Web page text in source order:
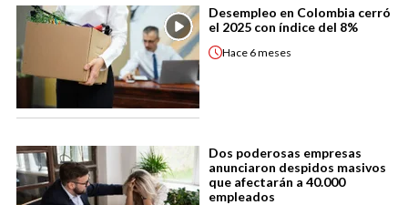
Desempleo en Colombia cerró
el 2025 con índice del 8%
Hace 6 meses
Dos poderosas empresas
anunciaron despidos masivos
que afectarán a 40.000
empleados